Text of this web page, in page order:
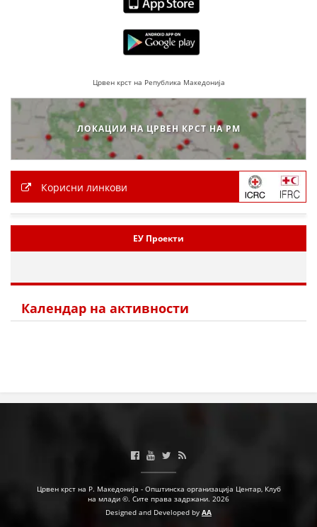
СТРАТЕГИИ
ЕДУКАТИВНО ИНФОРМАТИВНИ МАТЕРИЈАЛИ
ПРЕЗЕНТАЦИИ
Црвен крст на Република Македонија
ЛОКАЦИИ НА ЦРВЕН КРСТ НА РМ
Корисни линкови
ЕУ Проекти
Календар на активности
Црвен крст на Р. Македонија - Општинска организација Центар, Клуб
на млади ©. Сите права задржани. 2026
Designed and Developed by AA